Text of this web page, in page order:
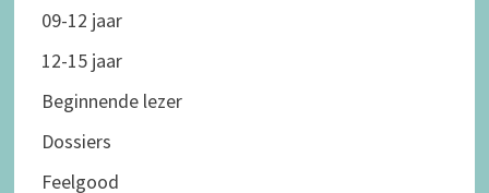
09-12 jaar
12-15 jaar
Beginnende lezer
Dossiers
Feelgood